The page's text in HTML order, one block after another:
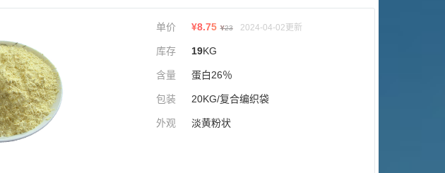
单价 ¥8.75 ¥23 2024-04-02更新
库存 19KG
含量 蛋白26％
包装 20KG/复合编织袋
外观 淡黄粉状